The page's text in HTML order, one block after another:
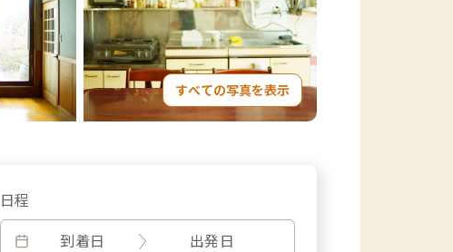
すべての写真を表示
日程
到着日
出発日